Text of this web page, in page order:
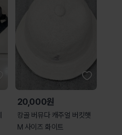
20,000원
캉골 버뮤다 캐주얼 버킷햇
M 사이즈 화이트